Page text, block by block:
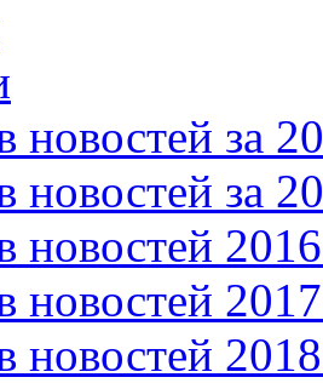
новостей за
новостей за
новостей
новостей
новостей